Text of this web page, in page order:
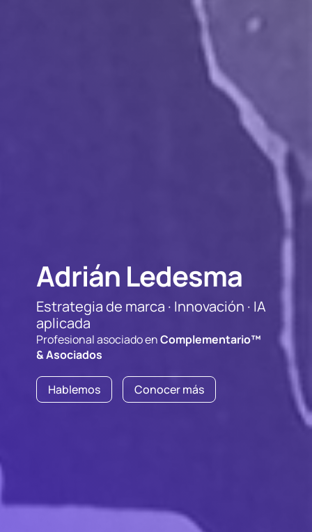
Adrián Ledesma
Estrategia de marca · Innovación · IA
aplicada
Profesional asociado enComplementario™
& Asociados
Hablemos Conocer más